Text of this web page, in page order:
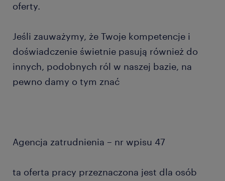
oferty.
Jeśli zauważymy, że Twoje kompetencje i
doświadczenie świetnie pasują również do
innych, podobnych ról w naszej bazie, na
pewno damy o tym znać
Agencja zatrudnienia – nr wpisu 47
ta oferta pracy przeznaczona jest dla osób